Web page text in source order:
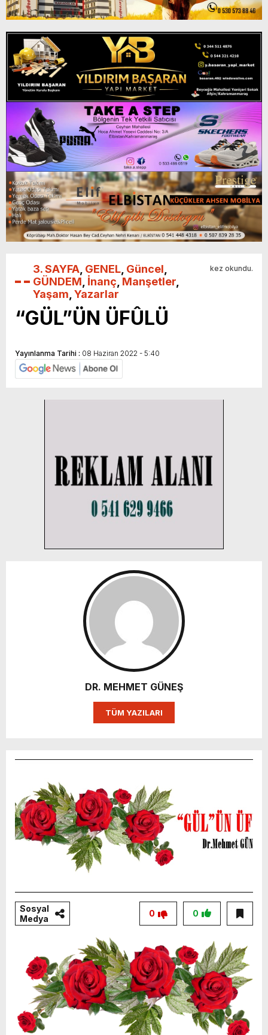
3. SAYFA GENEL Güncel
GÜNDEM İnanç Manşetler
Yaşam Yazarlar
kez okundu.
“GÜL”ÜN ÜFÛLÜ
Yayınlanma Tarihi : 08 Haziran 2022 - 5:40
DR. MEHMET GÜNEŞ
TÜM YAZILARI
Sosyal
Medya
0
0